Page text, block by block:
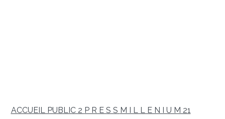
ACCUEIL PUBLIC 2 P R E S S M I L L E N I U M 21